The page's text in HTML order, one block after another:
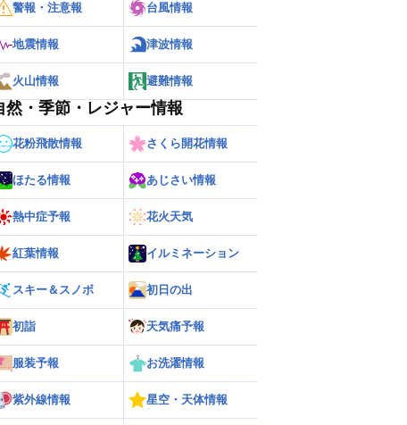
ー 世界の雨雲レーダー
警報・注意報 台風情報
地震情報 津波情報
火山情報 避難情報
然・季節・レジャー情報
花粉飛散情報 さくら開花情報
ほたる情報 あじさい情報
熱中症予報 花火天気
紅葉情報 イルミネーション
スキー＆スノボ 初日の出
初詣 天気痛予報
服装予報 お洗濯情報
紫外線情報 星空・天体情報